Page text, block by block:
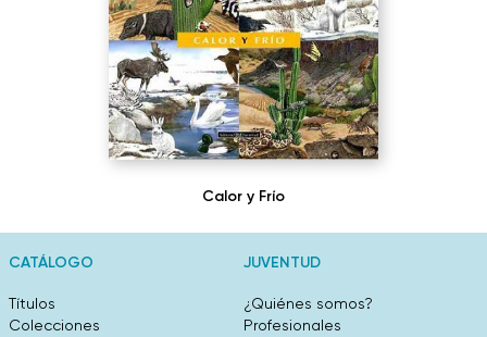
Calor y Frío
CATÁLOGO
Títulos
Colecciones
JUVENTUD
¿Quiénes somos?
Profesionales